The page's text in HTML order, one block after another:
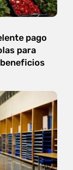
pago
para